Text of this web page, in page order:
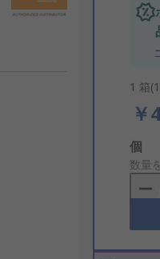
1 箱
￥
Add
to
個
数量